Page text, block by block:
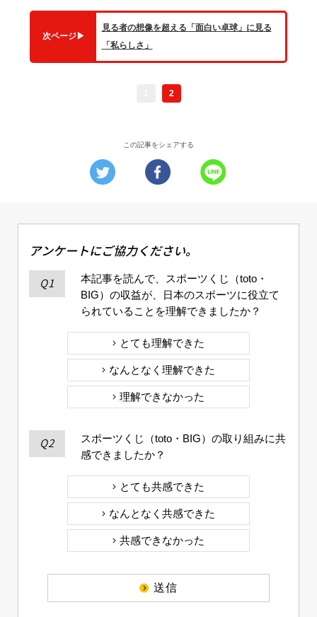
次ページ▶
見る者の想像を超える「面白い卓球」に見る
「私らしさ」
2
この記事をシェアする
アンケートにご協力ください。
Q1
本記事を読んで、スポーツくじ（toto・
BIG）の収益が、日本のスポーツに役立て
られていることを理解できましたか？
とても理解できた
なんとなく理解できた
理解できなかった
Q2
スポーツくじ（toto・BIG）の取り組みに共
感できましたか？
とても共感できた
なんとなく共感できた
共感できなかった
送信